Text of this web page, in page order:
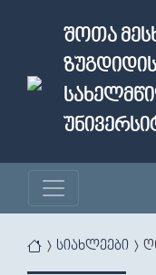
ᲨᲝᲗᲐ
ᲖᲣᲒᲓᲘᲓᲘᲡ
You are
სიახლეები